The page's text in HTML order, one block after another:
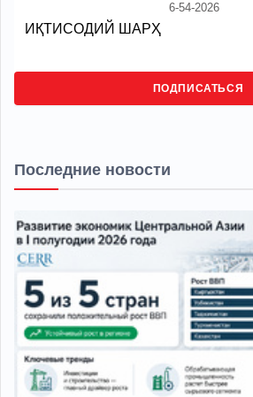
6-54-2026
ИҚТИСОДИЙ ШАРҲ
ПОДПИСАТЬСЯ
Последние новости